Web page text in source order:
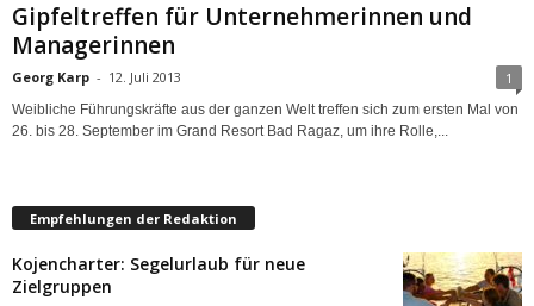
Gipfeltreffen für Unternehmerinnen und
Managerinnen
Georg Karp - 12. Juli 2013 1
Weibliche Führungskräfte aus der ganzen Welt treffen sich zum ersten Mal von
26. bis 28. September im Grand Resort Bad Ragaz, um ihre Rolle,...
Empfehlungen der Redaktion
Kojencharter: Segelurlaub für neue
Zielgruppen